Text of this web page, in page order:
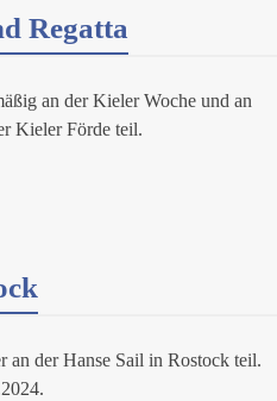
Regatta
an der Kieler Woche und an
Kieler Förde teil.
an der Hanse Sail in Rostock teil.